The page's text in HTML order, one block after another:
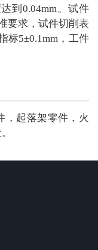
到0.04mm。试件
要求，试件切削表
标5±0.1mm，工件
，起落架零件，火